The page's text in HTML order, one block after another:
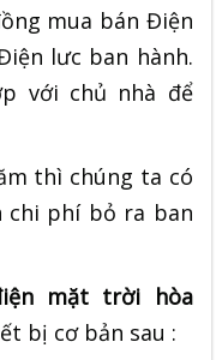
mua bán Điện
lưc ban hành.
với chủ nhà để
thì chúng ta có
phí bỏ ra ban
mặt trời hòa
bị cơ bản sau :